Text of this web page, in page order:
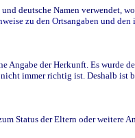
deutsche Namen verwendet,
zu den Ortsangaben und
Angabe der Herkunft. Es wurde
immer richtig ist. Deshalb ist
Status der Eltern oder weitere